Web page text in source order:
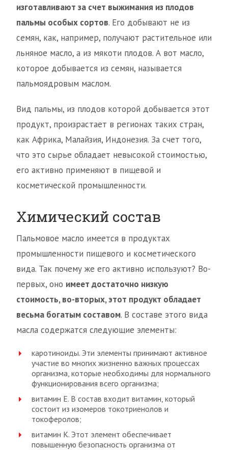
изготавливают за счет выжимания из плодов
пальмы особых сортов. Его добывают не из
семян, как, например, получают растительное или
льняное масло, а из мякоти плодов. А вот масло,
которое добывается из семян, называется
пальмоядровым маслом.
Вид пальмы, из плодов которой добывается этот
продукт, произрастает в регионах таких стран,
как Африка, Малайзия, Индонезия. За счет того,
что это сырье обладает невысокой стоимостью,
его активно применяют в пищевой и
косметической промышленности.
Химический состав
Пальмовое масло имеется в продуктах
промышленности пищевого и косметического
вида. Так почему же его активно используют? Во-
первых, оно имеет достаточно низкую
стоимость, во-вторых, этот продукт обладает
весьма богатым составом. В составе этого вида
масла содержатся следующие элементы:
каротиноиды. Эти элементы принимают активное
участие во многих жизненно важных процессах
организма, которые необходимы для нормального
функционирования всего организма;
витамин Е. В состав входит витамин, который
состоит из изомеров токотриенолов и
токоферолов;
витамин К. Этот элемент обеспечивает
повышенную безопасность организма от